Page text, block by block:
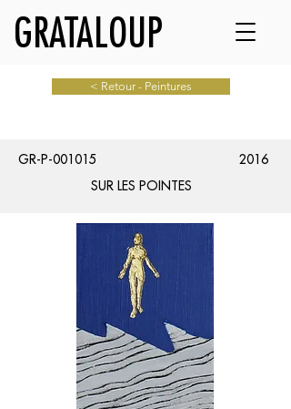
GRATALOUP
< Retour - Peintures
GR-P-001015
2016
SUR LES POINTES